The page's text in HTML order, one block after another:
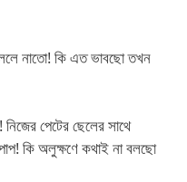
নাতো! কি এত ভাবছো তখন
পেটের ছেলের সাথে
কি অলুক্ষণে কথাই না বলছো